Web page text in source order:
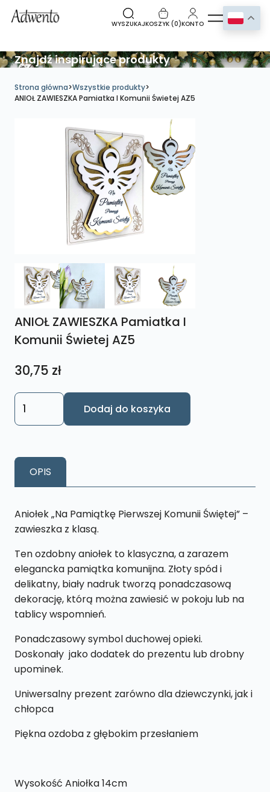
WYSZUKAJKOSZYK (0)KONTO
Znajdź inspirujące produkty
Strona główna>Wszystkie produkty>
ANIOŁ ZAWIESZKA Pamiatka I Komunii Świetej AZ5
ANIOŁ ZAWIESZKA Pamiatka I
Komunii Świetej AZ5
30,75 zł
ilość
ANIOŁ
I
Komunii
AZ5
Dodaj do koszyka
OPIS
Aniołek „Na Pamiątkę Pierwszej Komunii Świętej” –
zawieszka z klasą.
Ten ozdobny aniołek to klasyczna, a zarazem
elegancka pamiątka komunijna. Złoty spód i
delikatny, biały nadruk tworzą ponadczasową
dekorację, którą można zawiesić w pokoju lub na
tablicy wspomnień.
Ponadczasowy symbol duchowej opieki.
Doskonały jako dodatek do prezentu lub drobny
upominek.
Uniwersalny prezent zarówno dla dziewczynki, jak i
chłopca
Piękna ozdoba z głębokim przesłaniem
Wysokość Aniołka 14cm